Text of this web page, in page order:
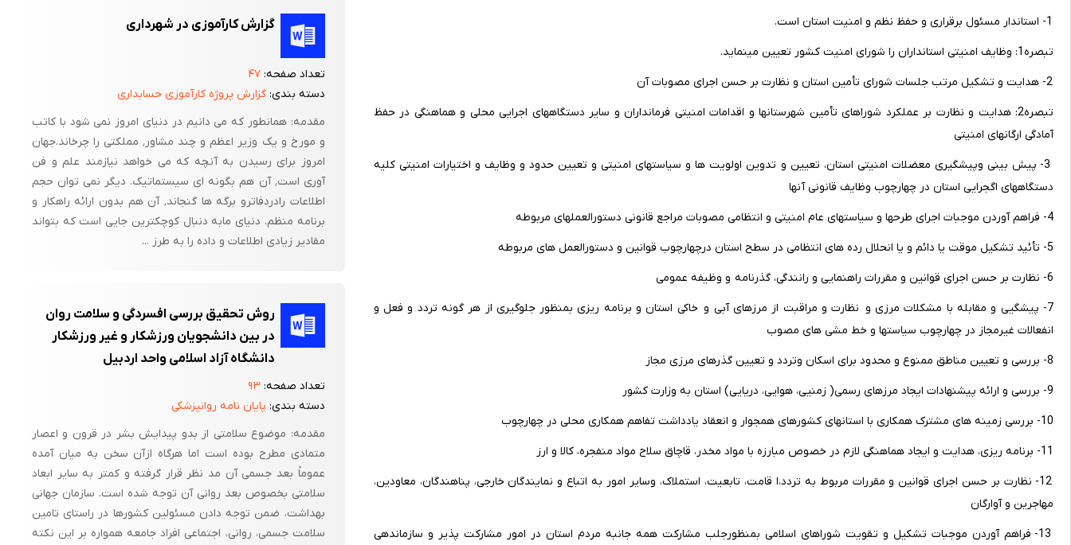
تبصره1: وظایف امنیتی استانداران را شورای امنیت کشور تعیین مینماید.
تبصره2: هدایت و نظارت بر عملکرد شوراهای تأمین شهرستانها و اقدامات امنیتی فرمانداران و سایر دستگاههای اجرایی محلی و هماهنگی در حفظ
آمادگی ارگانهای امنیتی
3- پیش بینی وپیشگیری معضلات امنیتی استان، تعیین و تدوین اولویت ها و سیاستهای امنیتی و تعیین حدود و وظایف و اختیارات امنیتی کلیه
دستگاههای اگجرایی استان در چهارچوب وظایف قانونی آنها
4- فراهم آوردن موجبات اجرای طرحها و سیاستهای عام امنیتی و انتظامی مصوبات مراجع قانونی دستورالعملهای مربوطه
5- تأئید تشکیل موقت یا دائم و یا انحلال رده های انتظامی در سطح استان درچهارچوب قوانین و دستورالعمل های مربوطه
6- نظارت بر حسن اجرای قوانین و مقررات راهنمایی و رانندگی، گذرنامه و وظیفه عمومی
7- پیشگیی و مقابله با مشکلات مرزی و نظارت و مراقبت از مرزهای آبی و خاکی استان و برنامه ریزی بمنظور جلوگیری از هر گونه تردد و فعل و
انفعالات غیرمجاز در چهارچوب سیاستها و خط مشی های مصوب
8- بررسی و تعیین مناطق ممنوع و محدود برای اسکان وتردد و تعیین گذرهای مرزی مجاز
9- بررسی و ارائه پیشنهادات ایجاد مرزهای رسمی( زمنیی، هوایی، دریایی) استان به وزارت کشور
10- بررسی زمینه های مشترک همکاری با استانهای کشورهای همجوار و انعقاد یادداشت تفاهم همکاری محلی در چهارچوب
11- برنامه ریزی، هدایت و ایجاد هماهنگی لازم در خصوص مبارزه با مواد مخدر، قاچاق سلاح مواد منفجره، کالا و ارز
12- نظارت بر حسن اجرای قوانین و مقررات مربوط به تردد،ا قامت، تابعیت، استملاک، وسایر امور به اتباع و نمایندگان خارجی، پناهندگان، معاودین،
مهاجرین و آوارگان
13- فراهم آوردن موجبات تشکیل و تقویت شوراهای اسلامی بمنظورجلب مشارکت همه جانبه مردم استان در امور مشارکت پذیر و سازماندهی
گزارش کارآموزی در شهرداری
تعداد صفحه:۴۷
دسته بندی:گزارش پروژه کارآموزی حسابداری
مقدمه: همانطور که می دانیم در دنیای امروز نمی شود با کاتب
و مورخ و یک وزیر اعظم و چند مشاور٬ مملکتی را چرخاند.جهان
امروز برای رسیدن به آنچه که می خواهد نیازمند علم و فن
آوری است٬ آن هم بگونه ای سیستماتیک. دیگر نمی توان حجم
اطلاعات رادردفاترو برگه ها گنجاند٬ آن هم بدون ارائه راهکار و
برنامه منظم. دنیای مابه دنبال کوچکترین جایی است که بتواند
مقادیر زیادی اطلاعات و داده را به طرز ...
روش تحقیق بررسی افسردگی و سلامت روان
در بین دانشجویان ورزشکار و غیر ورزشکار
دانشگاه آزاد اسلامی واحد اردبیل
تعداد صفحه:۹۳
دسته بندی: پایان نامه روانپزشکی
مقدمه: موضوع سلامتی از بدو پیدایش بشر در قرون و اعصار
متمادی مطرح بوده است اما هرگاه ازآن سخن به میان آمده
عموماً بعد جسمی آن مد نظر قرار گرفته و کمتر به سایر ابعاد
سلامتی بخصوص بعد روانی آن توجه شده است. سازمان جهانی
بهداشت، ضمن توجه دادن مسئولین کشورها در راستای تامین
سلامت جسمی، روانی، اجتماعی افراد جامعه همواره بر این نکته